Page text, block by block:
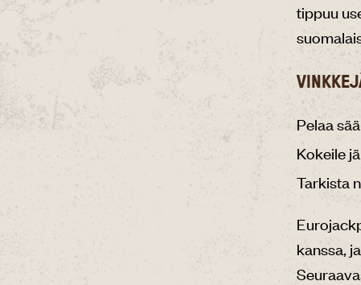
tippuu
Pelaa
Kokeile
Tarkista
kanssa,